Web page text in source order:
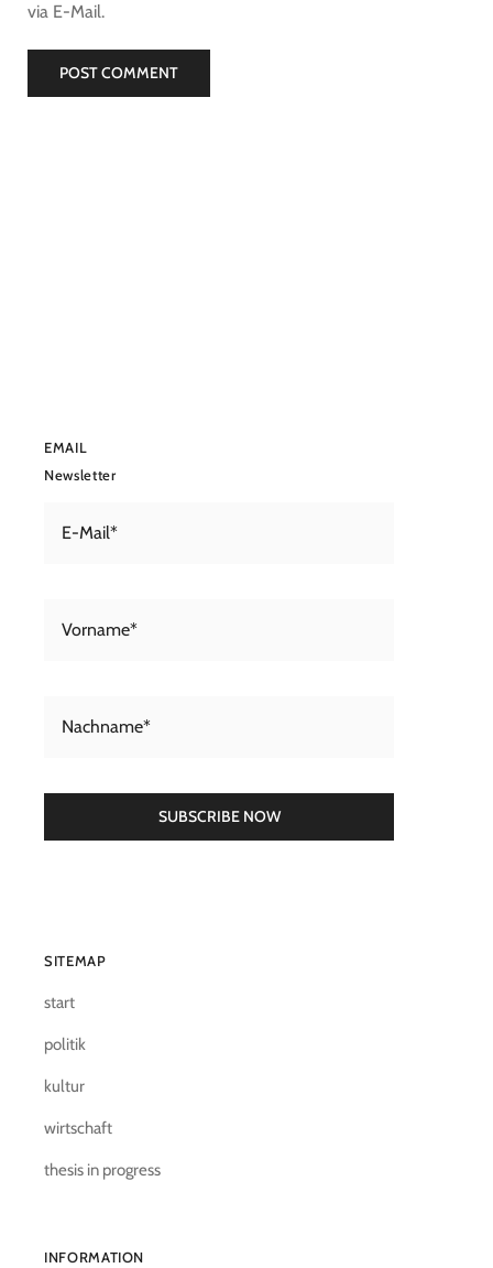
via E-Mail.
EMAIL
Newsletter
SUBSCRIBE NOW
SITEMAP
start
politik
kultur
wirtschaft
thesis in progress
INFORMATION